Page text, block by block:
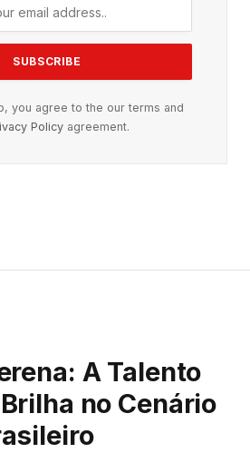
you agree to the our terms and
Policyagreement.
A Talento
no Cenário